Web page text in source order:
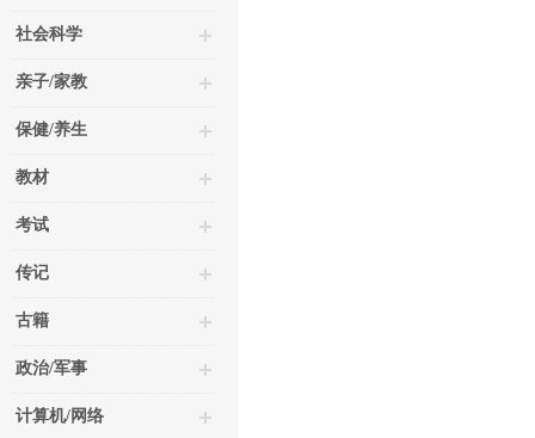
社会科学
亲子/家教
保健/养生
教材
考试
传记
古籍
政治/军事
计算机/网络